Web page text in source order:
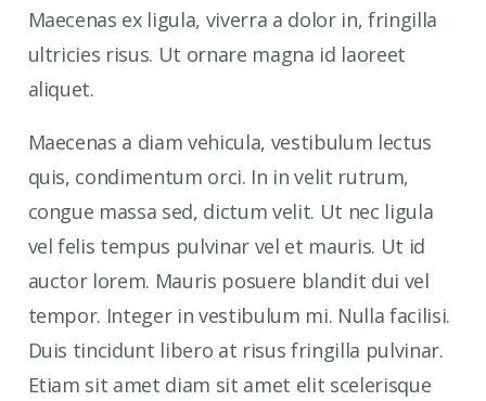
Maecenas ex ligula, viverra a dolor in, fringilla
ultricies risus. Ut ornare magna id laoreet
aliquet.
Maecenas a diam vehicula, vestibulum lectus
quis, condimentum orci. In in velit rutrum,
congue massa sed, dictum velit. Ut nec ligula
vel felis tempus pulvinar vel et mauris. Ut id
auctor lorem. Mauris posuere blandit dui vel
tempor. Integer in vestibulum mi. Nulla facilisi.
Duis tincidunt libero at risus fringilla pulvinar.
Etiam sit amet diam sit amet elit scelerisque